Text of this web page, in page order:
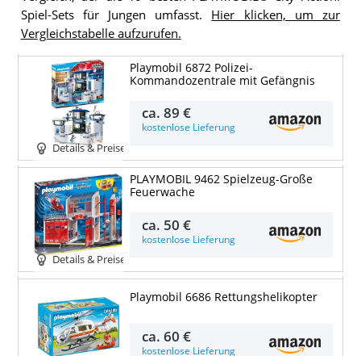
Spiel-Sets für Jungen umfasst. Hier klicken, um zur
Vergleichstabelle aufzurufen.
Details & Preise
Playmobil 6872 Polizei-
Kommandozentrale mit Gefängnis
ca.89 €
kostenlose Lieferung
Details & Preise
PLAYMOBIL 9462 Spielzeug-Große
Feuerwache
ca. 50 €
kostenlose Lieferung
Playmobil 6686 Rettungshelikopter
ca.60 €
kostenlose Lieferung